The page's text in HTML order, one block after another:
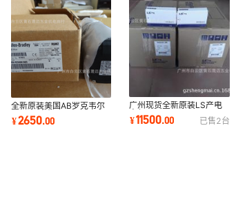
全新原装美国AB罗克韦尔
OEMax电机2004-
RZ04BA1AB3 0.4KW现
¥2650.00
广州现货全新原装LS产电
变频器SV0450IS7-4NO
45kw
¥11500.00 已售2台